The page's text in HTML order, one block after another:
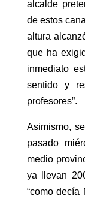
alcalde
de estos
altura
que ha
inmediato
sentido y
profesores”.
Asimismo,
pasado
medio
ya llevan
“como decía